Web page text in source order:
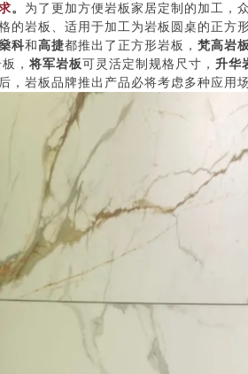
。 为了更加方便岩板家居定制的加工，
的岩板、适用于加工为岩板圆桌的正方
科和 高捷都推出了正方形岩板， 梵高岩
， 将军岩板可灵活定制规格尺寸， 升华
，岩板品牌推出产品必将考虑多种应用